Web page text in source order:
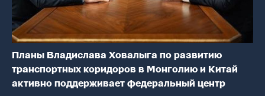
Планы Владислава Ховалыга по развитию
транспортных коридоров в Монголию и Китай
активно поддерживает федеральный центр